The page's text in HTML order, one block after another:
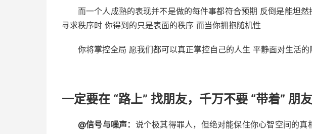
而一个人成熟的表现并不是做的每件事都符合预期 反倒是能坦
寻求秩序时 你得到的只是表面的秩序 而当你拥抱随机性
你将掌控全局 愿我们都可以真正掌控自己的人生 平静面对生活
一定要在 “路上” 找朋友，千万不要 “带着” 朋
@信号与噪声： 说个极其得罪人，但绝对能保住你心智空间的真